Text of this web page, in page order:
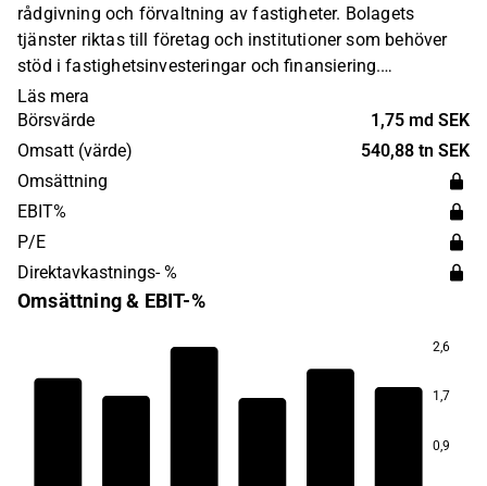
rådgivning och förvaltning av fastigheter. Bolagets
tjänster riktas till företag och institutioner som behöver
stöd i fastighetsinvesteringar och finansiering.
Verksamheten är global med en huvudsaklig närvaro i
Europa. Catella grundades 1961 och har sitt huvudkontor
i Stockholm.
Läs mera
Börsvärde
1,75 md SEK
Omsatt (värde)
540,88 tn SEK
Omsättning
EBIT%
P/E
Direktavkastnings- %
Omsättning & EBIT-%
2,6
1,7
0,9